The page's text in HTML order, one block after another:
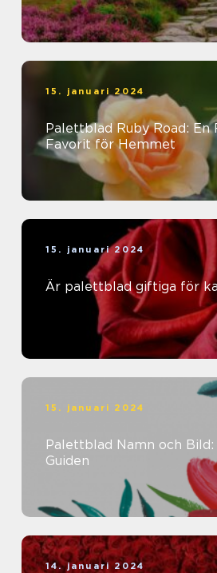
15. januari 2024
Palettblad Ruby Road: En
Favorit för Hemmet
15. januari 2024
Är palettblad giftiga för
15. januari 2024
Palettblad Namn och
Guiden
14. januari 2024